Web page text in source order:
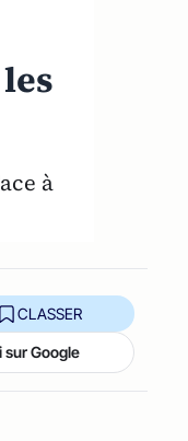
à
CLASSER
Google